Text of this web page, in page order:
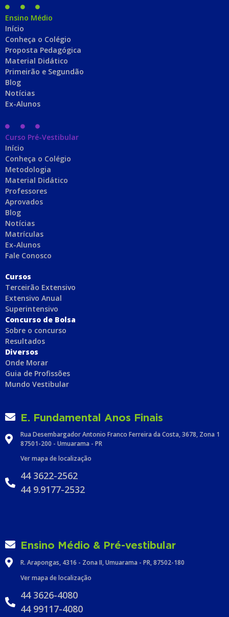
Ensino Médio
Início
Conheça o Colégio
Proposta Pedagógica
Material Didático
Primeirão e Segundão
Blog
Notícias
Ex-Alunos
Curso Pré-Vestibular
Início
Conheça o Colégio
Metodologia
Material Didático
Professores
Aprovados
Blog
Notícias
Matrículas
Ex-Alunos
Fale Conosco
Cursos
Terceirão Extensivo
Extensivo Anual
Superintensivo
Concurso de Bolsa
Sobre o concurso
Resultados
Diversos
Onde Morar
Guia de Profissões
Mundo Vestibular
E. Fundamental Anos Finais
Rua Desembargador Antonio Franco Ferreira da Costa, 3678, Zona 1
87501-200 - Umuarama - PR
Ver mapa de localização
44 3622-2562
44 9.9177-2532
Ensino Médio & Pré-vestibular
R. Arapongas, 4316 - Zona II, Umuarama - PR, 87502-180
Ver mapa de localização
44 3626-4080
44 99117-4080